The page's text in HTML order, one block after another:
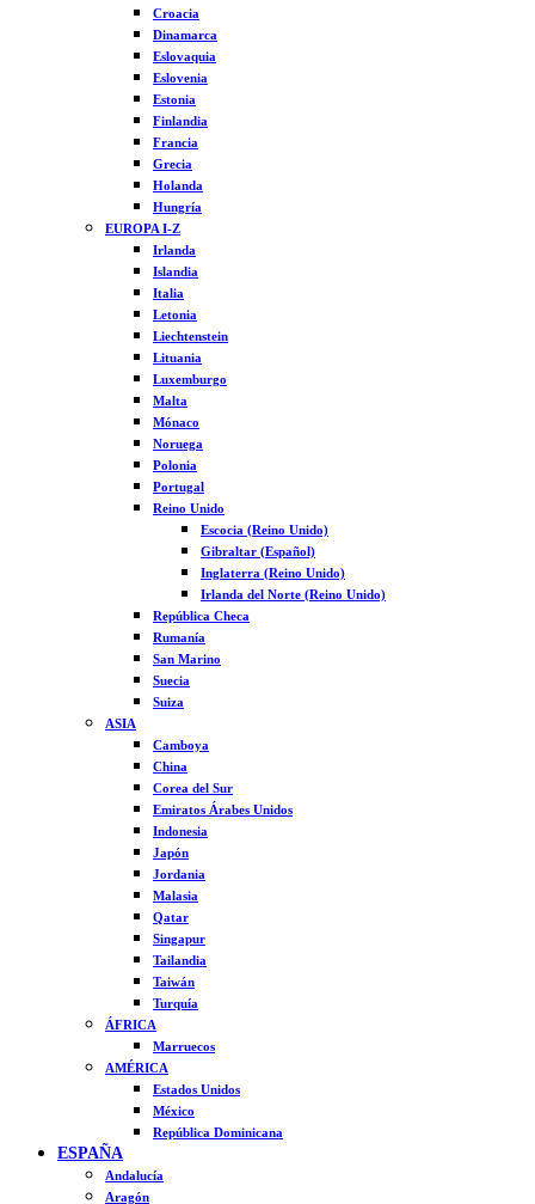
Croacia
Dinamarca
Eslovaquia
Eslovenia
Estonia
Finlandia
Francia
Grecia
Holanda
Hungría
EUROPA I-Z
Irlanda
Islandia
Italia
Letonia
Liechtenstein
Lituania
Luxemburgo
Malta
Mónaco
Noruega
Polonia
Portugal
Reino Unido
Escocia (Reino Unido)
Gibraltar (Español)
Inglaterra (Reino Unido)
Irlanda del Norte (Reino Unido)
República Checa
Rumanía
San Marino
Suecia
Suiza
ASIA
Camboya
China
Corea del Sur
Emiratos Árabes Unidos
Indonesia
Japón
Jordania
Malasia
Qatar
Singapur
Tailandia
Taiwán
Turquía
ÁFRICA
Marruecos
AMÉRICA
Estados Unidos
México
República Dominicana
ESPAÑA
Andalucía
Aragón